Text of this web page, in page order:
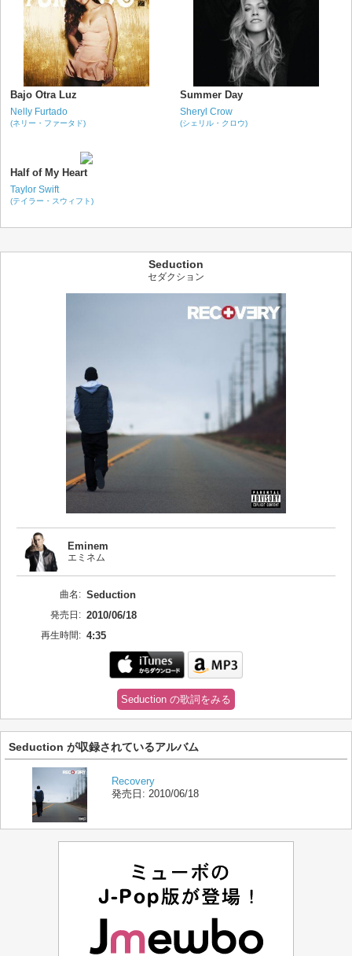
Bajo Otra Luz
Nelly Furtado
(ネリー・ファータド)
Summer Day
Sheryl Crow
(シェリル・クロウ)
Half of My Heart
Taylor Swift
(テイラー・スウィフト)
Seduction
セダクション
Eminem
エミネム
曲名: Seduction
発売日: 2010/06/18
再生時間: 4:35
Seduction の歌詞をみる
Seduction が収録されているアルバム
Recovery
発売日: 2010/06/18